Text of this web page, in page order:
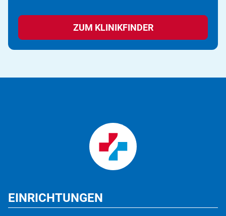
ZUM KLINIKFINDER
EINRICHTUNGEN